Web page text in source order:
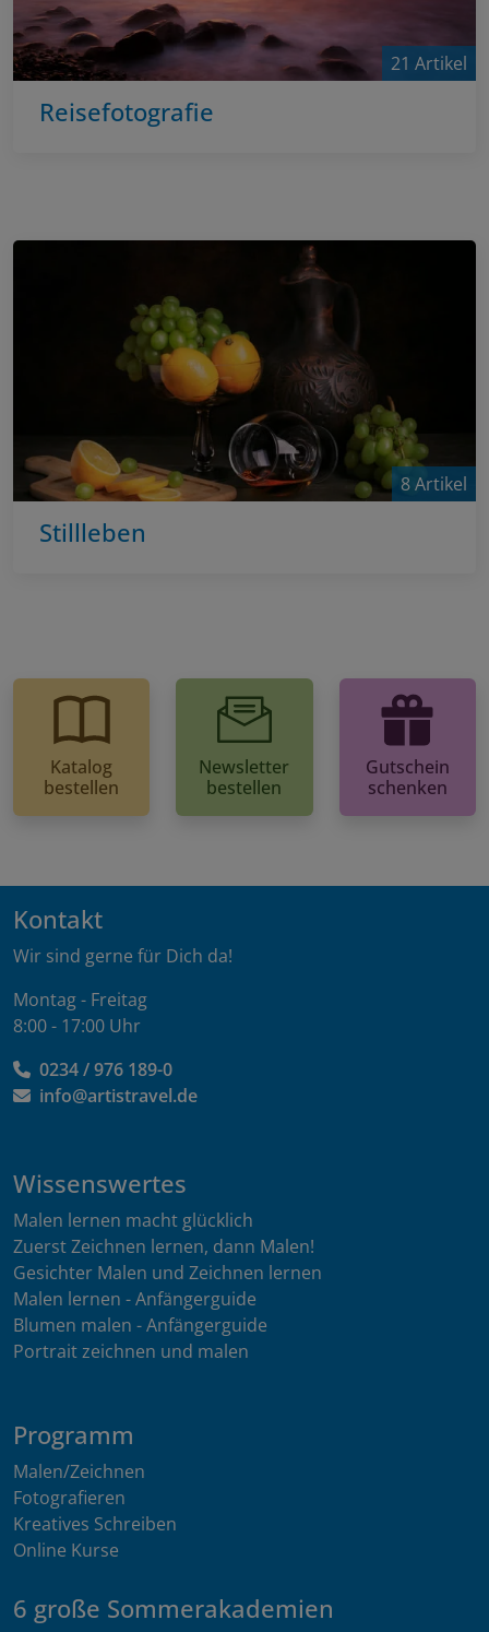
21 Artikel
Reisefotografie
8 Artikel
Stillleben
Katalog
bestellen
Newsletter
bestellen
Gutschein
schenken
Kontakt
Wir sind gerne für Dich da!
Montag - Freitag
8:00 - 17:00 Uhr
0234 / 976 189-0
info@artistravel.de
Wissenswertes
Malen lernen macht glücklich
Zuerst Zeichnen lernen, dann Malen!
Gesichter Malen und Zeichnen lernen
Malen lernen - Anfängerguide
Blumen malen - Anfängerguide
Portrait zeichnen und malen
Programm
Malen/Zeichnen
Fotografieren
Kreatives Schreiben
Online Kurse
6 große Sommerakademien